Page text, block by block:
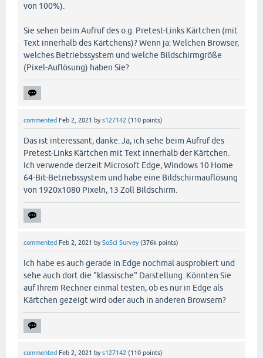
von 100%).
Sie sehen beim Aufruf des o.g. Pretest-Links Kärtchen (mit
Text innerhalb des Kärtchens)? Wenn ja: Welchen Browser,
welches Betriebssystem und welche Bildschirmgröße
(Pixel-Auflösung) haben Sie?
commented Feb 2, 2021 bys127142 (110 points)
Das ist interessant, danke. Ja, ich sehe beim Aufruf des
Pretest-Links Kärtchen mit Text innerhalb der Kärtchen.
Ich verwende derzeit Microsoft Edge, Windows 10 Home
64-Bit-Betriebssystem und habe eine Bildschirmauflösung
von 1920x1080 Pixeln, 13 Zoll Bildschirm.
commented Feb 2, 2021 bySoSci Survey (376k points)
Ich habe es auch gerade in Edge nochmal ausprobiert und
sehe auch dort die "klassische" Darstellung. Könnten Sie
auf Ihrem Rechner einmal testen, ob es nur in Edge als
Kärtchen gezeigt wird oder auch in anderen Browsern?
commented Feb 2, 2021 bys127142 (110 points)